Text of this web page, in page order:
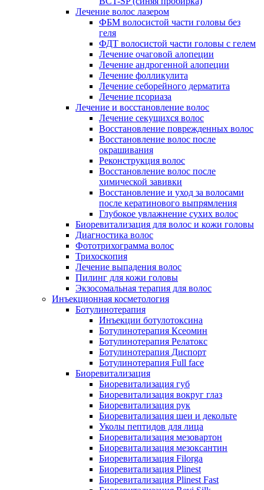
Лечение волос лазером
ФБМ волосистой части головы без
геля
ФДТ волосистой части головы с гелем
Лечение очаговой алопеции
Лечение андрогенной алопеции
Лечение фолликулита
Лечение себорейного дерматита
Лечение псориаза
Лечение и восстановление волос
Лечение секущихся волос
Восстановление поврежденных волос
Восстановление волос после
окрашивания
Реконструкция волос
Восстановление волос после
химической завивки
Восстановление и уход за волосами
после кератинового выпрямления
Глубокое увлажнение сухих волос
Биоревитализация для волос и кожи головы
Диагностика волос
Фототрихограмма волос
Трихоскопия
Лечение выпадения волос
Пилинг для кожи головы
Экзосомальная терапия для волос
Инъекционная косметология
Ботулинотерапия
Инъекции ботулотоксина
Ботулинотерапия Ксеомин
Ботулинотерапия Релатокс
Ботулинотерапия Диспорт
Ботулинотерапия Full face
Биоревитализация
Биоревитализация губ
Биоревитализация вокруг глаз
Биоревитализация рук
Биоревитализация шеи и декольте
Уколы пептидов для лица
Биоревитализация мезовартон
Биоревитализация мезоксантин
Биоревитализация Filorga
Биоревитализация Plinest
Биоревитализация Plinest Fast